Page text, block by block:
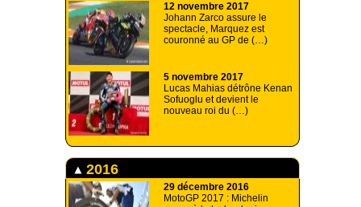
12 novembre 2017
Johann Zarco assure le
spectacle, Marquez est
couronné au GP de (…)
5 novembre 2017
Lucas Mahias détrône Kenan
Sofuoglu et devient le
nouveau roi du (…)
2016
29 décembre 2016
MotoGP 2017 : Michelin